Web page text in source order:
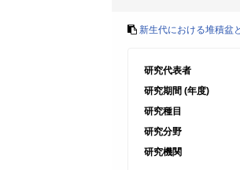
新生代における堆積盆
研究代表者
研究期間 (年度)
研究種目
研究分野
研究機関